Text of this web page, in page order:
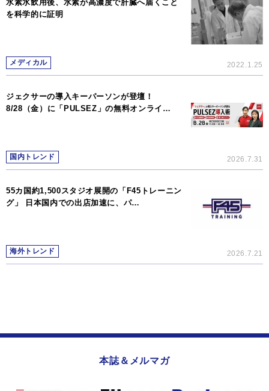
水素水飲用後、水素が高濃度で肝臓へ届くこと
を科学的に証明
メディカル 2022.1.25
ジェクサーの導入キーパーソンが登壇！
8/28（金）に「PULSEZ」の無料オンライ…
国内トレンド 2026.7.31
55カ国約1,500スタジオ展開の「F45トレーニン
グ」 日本国内での出店加速に、パ…
海外トレンド 2026.7.21
本誌＆メルマガ